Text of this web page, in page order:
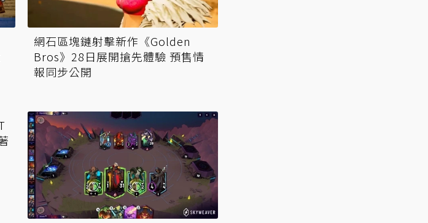
網石區塊鏈射擊新作《Golden
Bros》28日展開搶先體驗 預售情
報同步公開